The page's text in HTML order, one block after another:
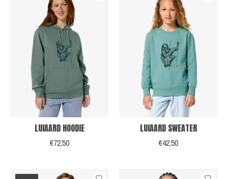
LUIAARD HOODIE
€72,50
LUIAARD SWEATER
€42,50